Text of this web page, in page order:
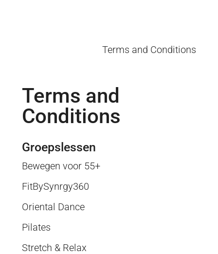
Terms and Conditions
Terms and
Conditions
Groepslessen
Bewegen voor 55+
FitBySynrgy360
Oriental Dance
Pilates
Stretch & Relax